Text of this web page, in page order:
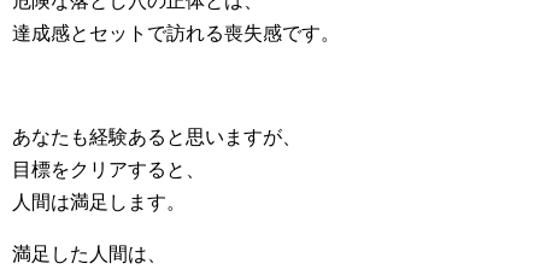
達成感とセットで訪れる喪失感です。
あなたも経験あると思いますが、
目標をクリアすると、
人間は満足します。
満足した人間は、